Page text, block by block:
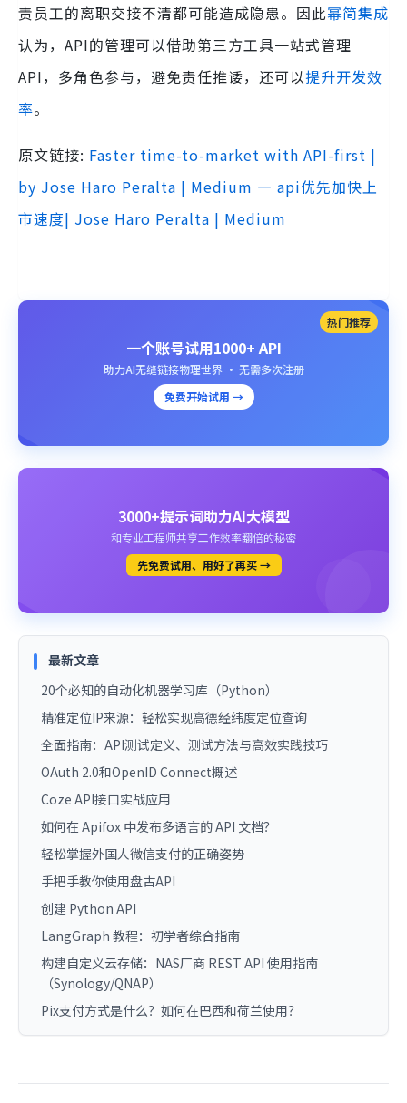
责员工的离职交接不清都可能造成隐患。因此幂简集成
认为，API的管理可以借助第三方工具一站式管理
API，多角色参与，避免责任推诿，还可以提升开发效
率。
原文链接: Faster time-to-market with API-first |
by Jose Haro Peralta | Medium — api优先加快上
市速度| Jose Haro Peralta | Medium
热门推荐
一个账号试用1000+ API
助力AI无缝链接物理世界 · 无需多次注册
免费开始试用 →
3000+提示词助力AI大模型
和专业工程师共享工作效率翻倍的秘密
先免费试用、用好了再买 →
最新文章
20个必知的自动化机器学习库（Python）
精准定位IP来源：轻松实现高德经纬度定位查询
全面指南：API测试定义、测试方法与高效实践技巧
OAuth 2.0和OpenID Connect概述
Coze API接口实战应用
如何在 Apifox 中发布多语言的 API 文档？
轻松掌握外国人微信支付的正确姿势
手把手教你使用盘古API
创建 Python API
LangGraph 教程：初学者综合指南
构建自定义云存储：NAS厂商 REST API 使用指南
（Synology/QNAP）
Pix支付方式是什么？如何在巴西和荷兰使用？